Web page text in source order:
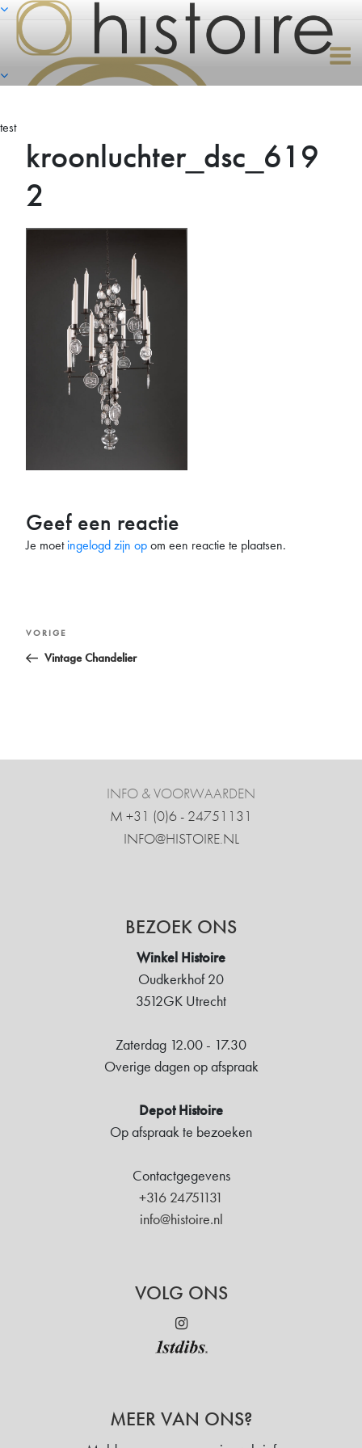
Naar
inhoud
springen
test
kroonluchter_dsc_619
2
Geef een reactie
Je moetingelogd zijn opom een reactie te plaatsen.
Bericht
navigatie
Vorig
bericht
VORIGE
Vintage Chandelier
INFO & VOORWAARDEN
M +31 ‍(0)6 - 24751131
INFO@HISTOIRE.NL
BEZOEK ONS
Winkel Histoire
Oudkerkhof 20
3512GK Utrecht
Zaterdag 12.00 - 17.30
Overige dagen op afspraak
Depot Histoire
Op afspraak te bezoeken
Contactgegevens
+316 24751131
info@histoire.nl
VOLG ONS
MEER VAN ONS?